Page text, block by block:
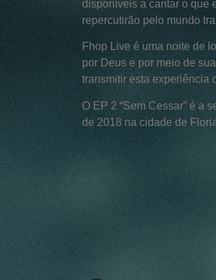
disponíveis a cantar o que
repercutirão pelo mundo
Fhop Live é uma noite de
por Deus e por meio de
transmitir esta experiência
O EP 2 “Sem Cessar” é a
de 2018 na cidade de